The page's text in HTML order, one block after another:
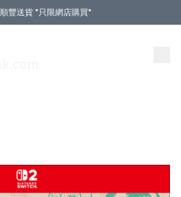
豐送貨 *只限網店購買*